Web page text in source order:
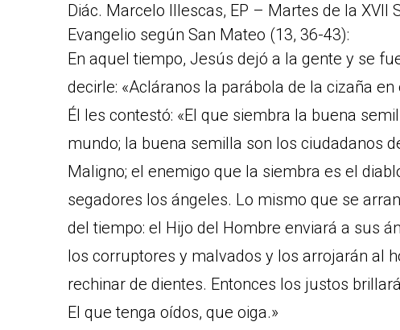
Diác. Marcelo Illescas, EP – Martes de la XVII
Evangelio según San Mateo (13, 36-43):
En aquel tiempo, Jesús dejó a la gente y se
decirle: «Acláranos la parábola de la cizaña en
Él les contestó: «El que siembra la buena
mundo; la buena semilla son los ciudadanos
Maligno; el enemigo que la siembra es el
segadores los ángeles. Lo mismo que se
del tiempo: el Hijo del Hombre enviará a sus
los corruptores y malvados y los arrojarán al
rechinar de dientes. Entonces los justos
El que tenga oídos, que oiga.»